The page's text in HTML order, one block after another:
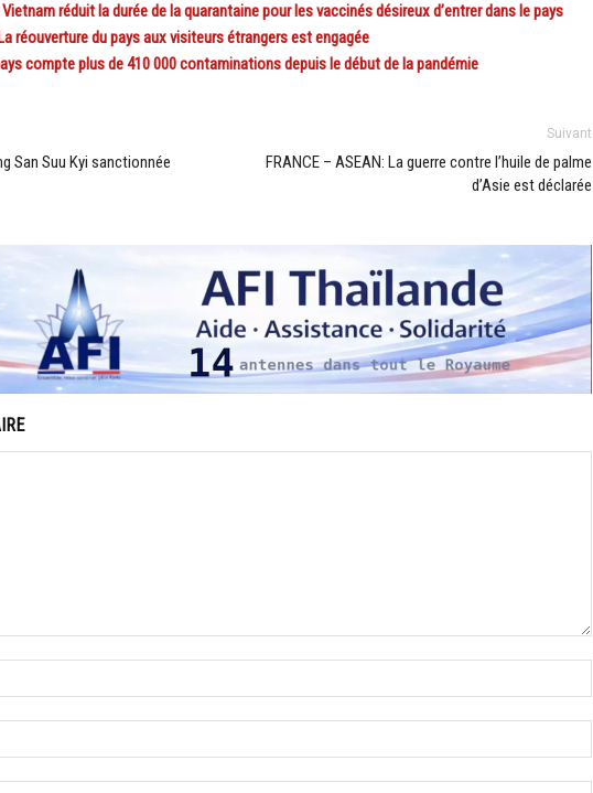
Vietnam réduit la durée de la quarantaine pour les vaccinés désireux d’entrer dans le pays
réouverture du pays aux visiteurs étrangers est engagée
compte plus de 410 000 contaminations depuis le début de la pandémie
San Suu Kyi sanctionnée
Suivant
FRANCE – ASEAN: La guerre contre l’huile de palme
d’Asie est déclarée